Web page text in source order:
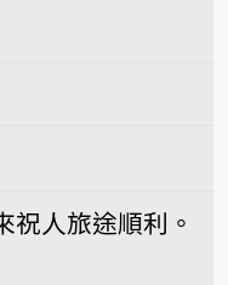
祝人旅途順利。